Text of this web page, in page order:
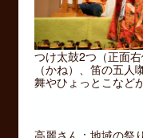
つけ太鼓2つ（正面
（かね）、笛の五
舞やひょっとこなど